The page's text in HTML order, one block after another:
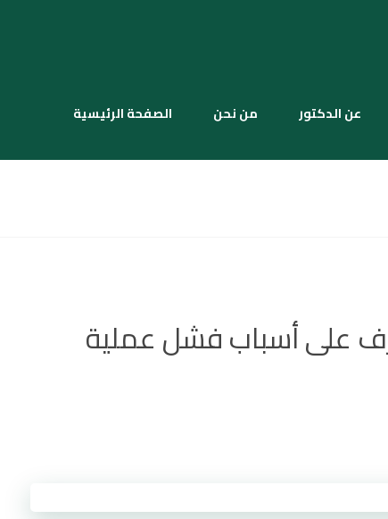
الصفحة الرئيسية من نحن عن الدكتور
على أسباب فشل عملية